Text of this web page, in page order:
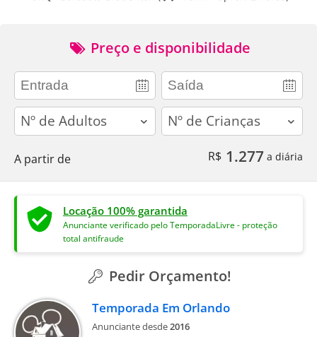
Preço e disponibilidade
adults children
A partir de R$ 1.277 a diária
Locação 100% garantida
Anunciante verificado pelo TemporadaLivre - proteção
total antifraude
Pedir Orçamento!
Temporada Em Orlando
Anunciante desde2016